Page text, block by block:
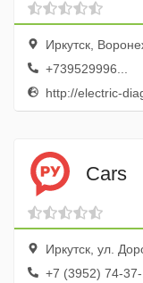
Иркутск,
+739529996...
http://electric-
Cars
Иркутск, ул.
+7 (3952) 74-37-